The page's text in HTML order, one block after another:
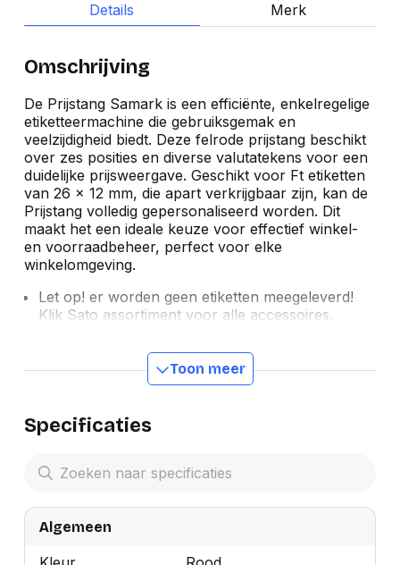
Details Merk
Omschrijving
De Prijstang Samark is een efficiënte, enkelregelige
etiketteermachine die gebruiksgemak en
veelzijdigheid biedt. Deze felrode prijstang beschikt
over zes posities en diverse valutatekens voor een
duidelijke prijsweergave. Geschikt voor Ft etiketten
van 26 x 12 mm, die apart verkrijgbaar zijn, kan de
Prijstang volledig gepersonaliseerd worden. Dit
maakt het een ideale keuze voor effectief winkel-
en voorraadbeheer, perfect voor elke
winkelomgeving.
Let op! er worden geen etiketten meegeleverd!
Klik Sato assortimentvoor alle accessoires.
Toon meer
Specificaties
Algemeen